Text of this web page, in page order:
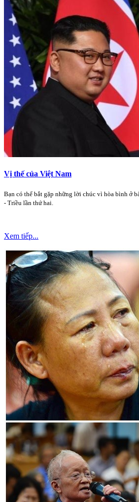
Vị thế của Việt Nam
Bạn có thể bắt gặp những lời chúc vì hòa bình ở
- Triều lần thứ hai.
Xem tiếp...